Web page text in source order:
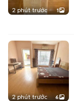
2 phút trước 1
2 phút trước 6